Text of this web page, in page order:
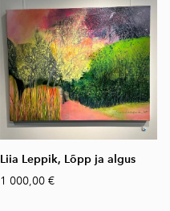
Liia Leppik, Lõpp ja algus
1 000,00 €